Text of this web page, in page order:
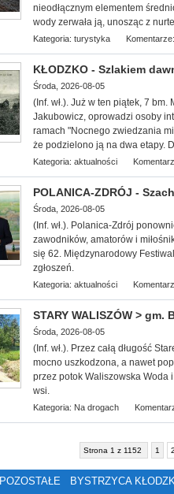
nieodłącznym elementem
wody zerwała ją, unosząc z
Kategoria: turystyka
KŁODZKO - Szlakiem
Środa, 2026-08-05
(Inf. wł.). Już w ten piątek, 7 bm.
Jakubowicz, oprowadzi osoby
ramach "Nocnego zwiedzania
że podzielono ją na dwa etapy.
Kategoria: aktualności
POLANICA-ZDRÓJ -
Środa, 2026-08-05
(Inf. wł.). Polanica-Zdrój
zawodników, amatorów i
się 62. Międzynarodowy
zgłoszeń.
Kategoria: aktualności
STARY WALISZÓW >
Środa, 2026-08-05
(Inf. wł.). Przez całą długość
mocno uszkodzona, a nawet
przez potok Waliszowska Woda
wsi.
Kategoria: Na drogach
Strona 1 z 1152 1
POZOSTAŁE BYSTRZYCA